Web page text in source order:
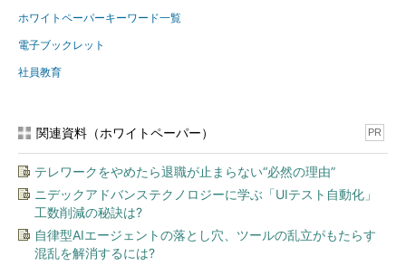
ホワイトペーパーキーワード一覧
電子ブックレット
社員教育
関連資料（ホワイトペーパー） PR
テレワークをやめたら退職が止まらない“必然の理由”
ニデックアドバンステクノロジーに学ぶ「UIテスト自動化」
工数削減の秘訣は?
自律型AIエージェントの落とし穴、ツールの乱立がもたらす
混乱を解消するには?